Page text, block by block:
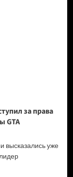
за права
GTA
высказались уже